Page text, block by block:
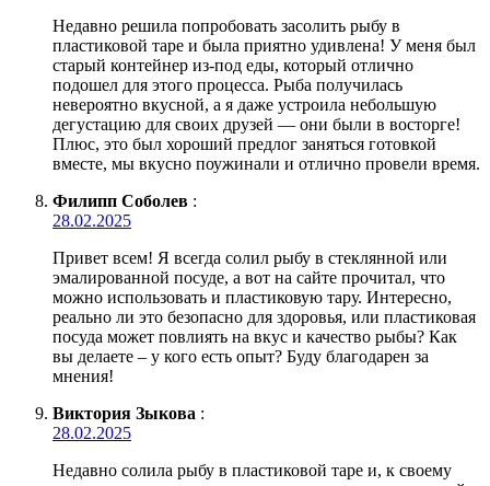
Недавно решила попробовать засолить рыбу в
пластиковой таре и была приятно удивлена! У меня был
старый контейнер из-под еды, который отлично
подошел для этого процесса. Рыба получилась
невероятно вкусной, а я даже устроила небольшую
дегустацию для своих друзей — они были в восторге!
Плюс, это был хороший предлог заняться готовкой
вместе, мы вкусно поужинали и отлично провели время.
Филипп Соболев :
28.02.2025
Привет всем! Я всегда солил рыбу в стеклянной или
эмалированной посуде, а вот на сайте прочитал, что
можно использовать и пластиковую тару. Интересно,
реально ли это безопасно для здоровья, или пластиковая
посуда может повлиять на вкус и качество рыбы? Как
вы делаете – у кого есть опыт? Буду благодарен за
мнения!
Виктория Зыкова :
28.02.2025
Недавно солила рыбу в пластиковой таре и, к своему